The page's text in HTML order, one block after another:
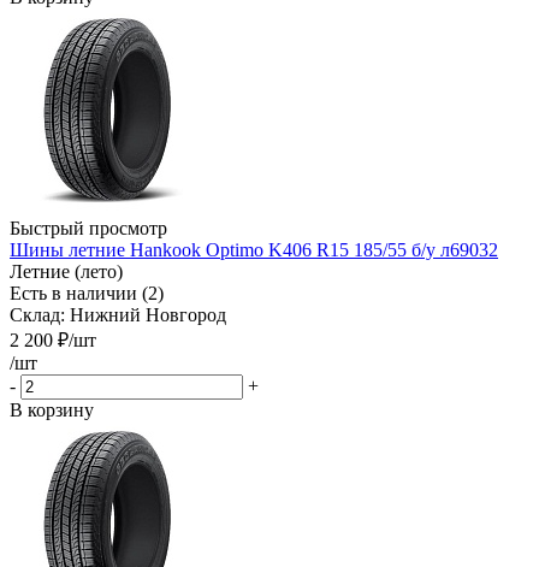
Быстрый просмотр
Шины летние Hankook Optimo K406 R15 185/55 б/у л69032
Летние (лето)
Есть в наличии (2)
Склад: Нижний Новгород
2 200 ₽/шт
/шт
-
+
В корзину